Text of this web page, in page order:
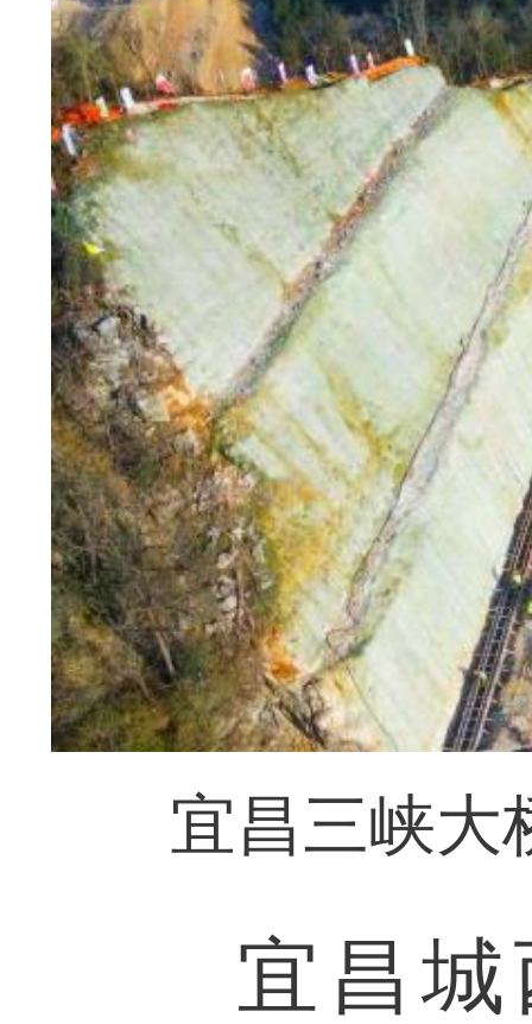
宜昌三峡大
宜昌城西